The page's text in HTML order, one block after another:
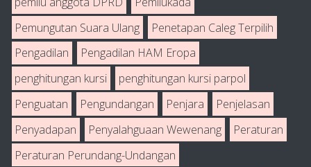
Pemungutan Suara Ulang
Penetapan Caleg Terpilih
Pengadilan
Pengadilan HAM Eropa
penghitungan kursi
penghitungan kursi parpol
Penguatan
Pengundangan Penjara
Penjelasan
Penyadapan
Penyalahguaan Wewenang
Peraturan
Peraturan Perundang-Undangan